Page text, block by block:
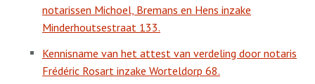
notarissen Michoel, Bremans en Hens inzake
Minderhoutsestraat 133.
Kennisname van het attest van verdeling door notaris
Frédéric Rosart inzake Worteldorp 68.